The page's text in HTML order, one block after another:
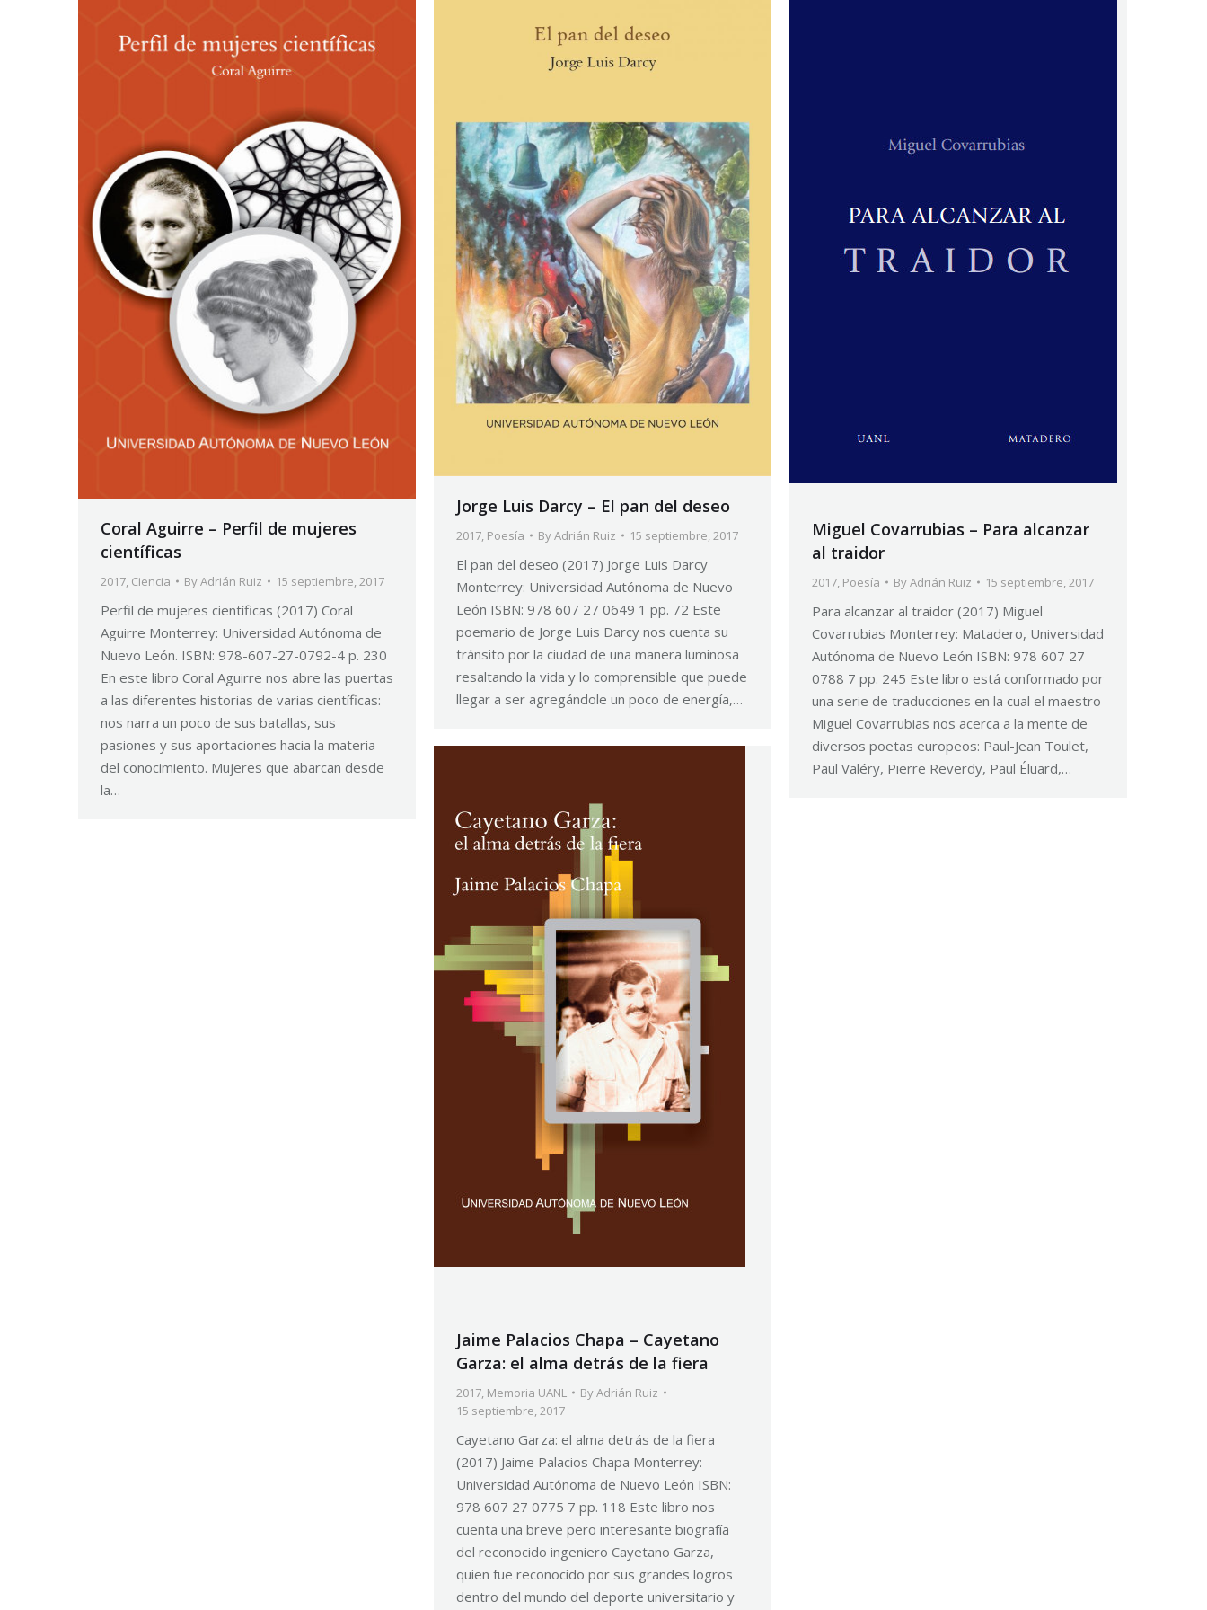
Coral Aguirre – Perfil de mujeres
científicas
2017 Ciencia ByAdrián Ruiz 15 septiembre, 2017
Perfil de mujeres científicas (2017) Coral
Aguirre Monterrey: Universidad Autónoma de
Nuevo León. ISBN: 978-607-27-0792-4 p. 230
En este libro Coral Aguirre nos abre las puertas
a las diferentes historias de varias científicas:
nos narra un poco de sus batallas, sus
pasiones y sus aportaciones hacia la materia
del conocimiento. Mujeres que abarcan desde
la…
Jorge Luis Darcy – El pan del deseo
2017 Poesía ByAdrián Ruiz 15 septiembre, 2017
El pan del deseo (2017) Jorge Luis Darcy
Monterrey: Universidad Autónoma de Nuevo
León ISBN: 978 607 27 0649 1 pp. 72 Este
poemario de Jorge Luis Darcy nos cuenta su
tránsito por la ciudad de una manera luminosa
resaltando la vida y lo comprensible que puede
llegar a ser agregándole un poco de energía,…
Miguel Covarrubias – Para alcanzar
al traidor
2017, Poesía ByAdrián Ruiz 15 septiembre, 2017
Para alcanzar al traidor (2017) Miguel
Covarrubias Monterrey: Matadero, Universidad
Autónoma de Nuevo León ISBN: 978 607 27
0788 7 pp. 245 Este libro está conformado por
una serie de traducciones en la cual el maestro
Miguel Covarrubias nos acerca a la mente de
diversos poetas europeos: Paul-Jean Toulet,
Paul Valéry, Pierre Reverdy, Paul Éluard,…
Jaime Palacios Chapa – Cayetano
Garza: el alma detrás de la fiera
2017, Memoria UANL ByAdrián Ruiz
15 septiembre, 2017
Cayetano Garza: el alma detrás de la fiera
(2017) Jaime Palacios Chapa Monterrey:
Universidad Autónoma de Nuevo León ISBN:
978 607 27 0775 7 pp. 118 Este libro nos
cuenta una breve pero interesante biografía
del reconocido ingeniero Cayetano Garza,
quien fue reconocido por sus grandes logros
dentro del mundo del deporte universitario y